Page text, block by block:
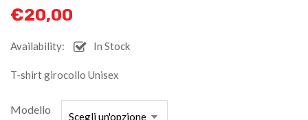
€20,00
Availability: In Stock
T-shirt girocollo Unisex
Modello